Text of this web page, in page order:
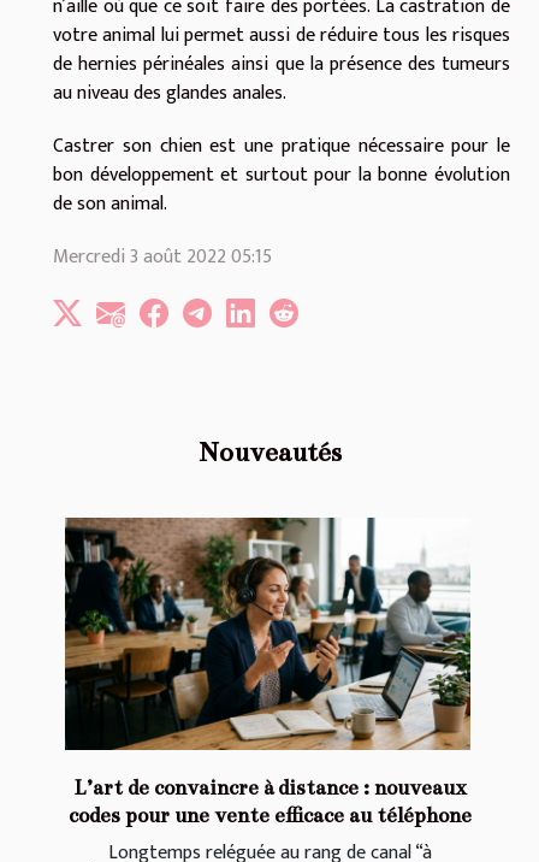
Nouveautés
L’art de convaincre à distance : nouveaux
codes pour une vente efficace au téléphone
Longtemps reléguée au rang de canal “à
n’aille où que ce soit faire des portées. La castration de
votre animal lui permet aussi de réduire tous les risques
de hernies périnéales ainsi que la présence des tumeurs
au niveau des glandes anales.
Castrer son chien est une pratique nécessaire pour le
bon développement et surtout pour la bonne évolution
de son animal.
Mercredi 3 août 2022 05:15